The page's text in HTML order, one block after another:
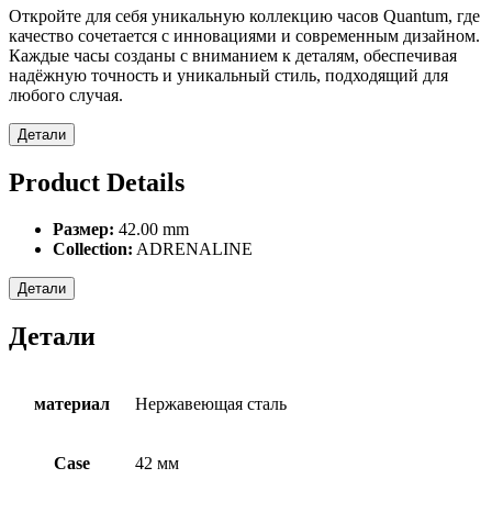
Откройте для себя уникальную коллекцию часов Quantum, где
качество сочетается с инновациями и современным дизайном.
Каждые часы созданы с вниманием к деталям, обеспечивая
надёжную точность и уникальный стиль, подходящий для
любого случая.
Детали
Product Details
Размер: 42.00 mm
Collection: ADRENALINE
Детали
Детали
материал Нержавеющая сталь
Case 42 мм